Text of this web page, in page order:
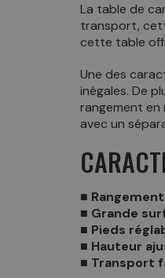
La table de
transport,
cette table
Une des
inégales. De
rangement en
avec un
■
■ Grande
■ Pieds
■ Hauteur
■ Transport